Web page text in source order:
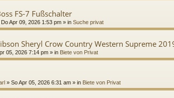
FS-7 Fußschalter
Do Apr 09, 2026 1:53 pm » in Suche privat
Sheryl Crow Country Western Supreme
05, 2026 7:14 pm » in Biete von Privat
» So Apr 05, 2026 6:31 am » in Biete von Privat